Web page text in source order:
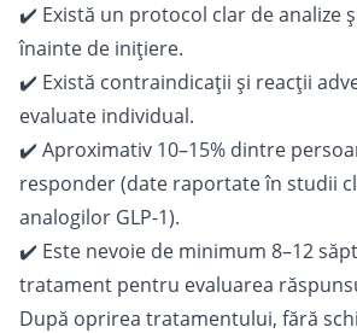
✔️ Există un protocol clar de analize
înainte de inițiere.
✔️ Există contraindicații și reacții
evaluate individual.
✔️ Aproximativ 10–15% dintre
responder (date raportate în studii
analogilor GLP-1).
✔️ Este nevoie de minimum 8–12
tratament pentru evaluarea
După oprirea tratamentului, fără